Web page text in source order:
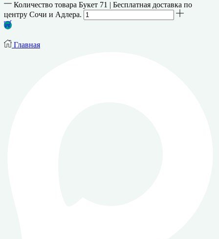
Количество товара Букет 71 | Бесплатная доставка по
центру Сочи и Адлера.
Главная